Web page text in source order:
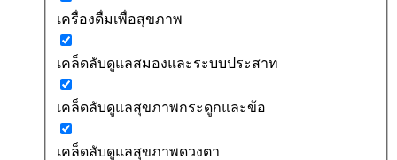
เครื่องดื่มเพื่อสุขภาพ
เคล็ดลับดูแลสมองและระบบประสาท
เคล็ดลับดูแลสุขภาพกระดูกและข้อ
เคล็ดลับดูแลสุขภาพดวงตา